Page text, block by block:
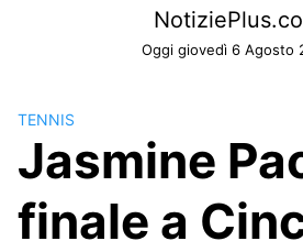
Oggi giovedì 6 Agosto
TENNIS
Jasmine
finale a